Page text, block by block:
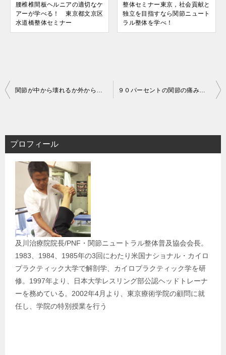
腰椎椎間板ヘルニアの適切なケ
アーが学べる！ 東京都文京区
水道橋整体セミナー
整体セミナー東京，社会貢献と
独立を目指すなら関節ニュート
ラル整体を学べ！
投
ビ
ゲ
プロフィール
及川治療院院長/PNF・関節ニュートラル整体普及協会会長。
1983、1984、1985年の3回にわたり米国ナショナル・カイロ
プラクティック大学で解剖学、カイロプラクティック学を研
修。1997年より、日本大学レスリング部公認ヘッドトレーナ
ーを務めている。2002年4月より、東京療術学院の顧問に就
任し、学院の特別授業を行う